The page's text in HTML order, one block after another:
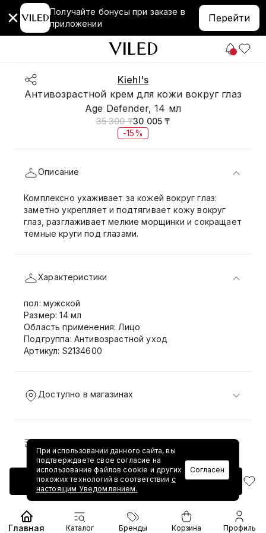
Получайте бонусы при заказе в
приложении
Перейти
Kiehl's
Антивозрастной крем для кожи вокруг глаз
Age Defender, 14 мл
35 300 ₸30 005 ₸
-15%
Добавить в корзину
Описание
Комплексно ухаживает за кожей вокруг глаз:
заметно укрепляет и подтягивает кожу вокруг
глаз, разглаживает мелкие морщинки и сокращает
темные круги под глазами.
Характеристики
пол: мужской
Размер: 14 мл
Область применения: Лицо
Подгруппа: Антивозрастной уход
Артикул: S2134600
Доступно в магазинах
Доставка и возврат
При использовании данного сайта, вы
подтверждаете свое согласие на
использование файлов cookie и других
похожих технологий в соответствии с
настоящим Уведомлением.
Согласен
Главная Каталог Бренды Корзина Профиль